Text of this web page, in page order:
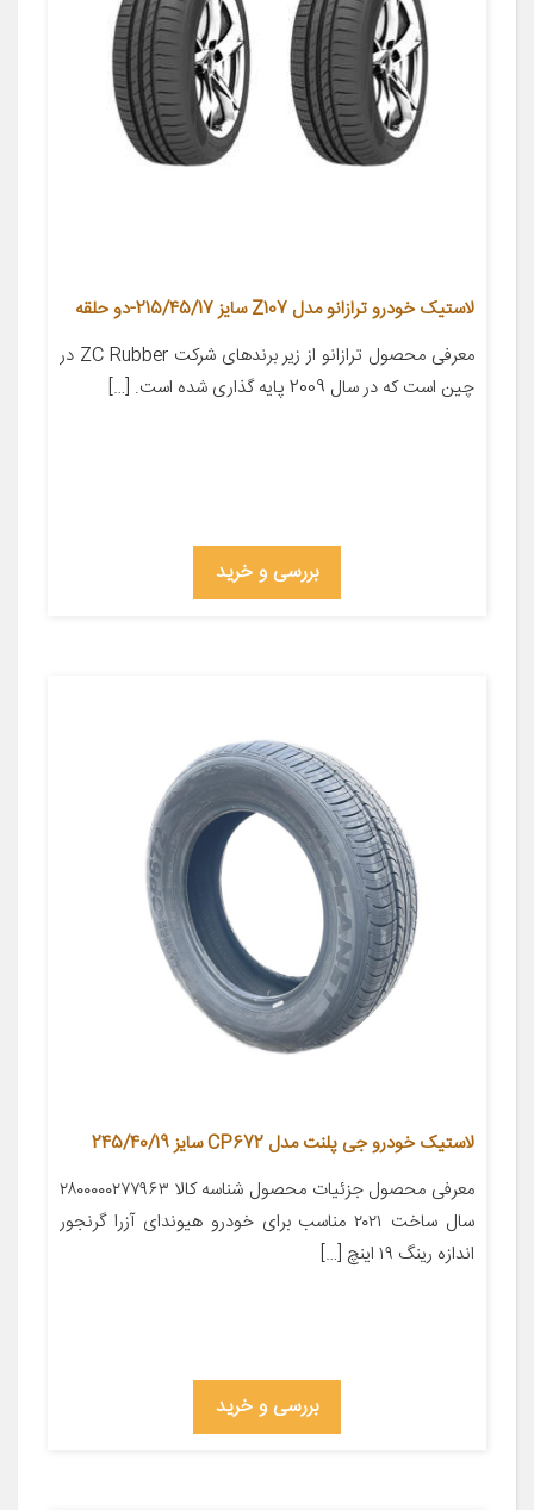
لاستیک خودرو ترازانو مدل Z107 سایز 215/45/17-دو حلقه
معرفی محصول ترازانو از زیر برندهای شرکت ZC Rubber در
چین است که در سال 2009 پایه گذاری شده است. […]
بررسی و خرید
لاستیک خودرو جی پلنت مدل CP672 سایز 245/40/19
معرفی محصول جزئیات محصول شناسه کالا ۲۸۰۰۰۰۰۲۷۷۹۶۳
سال ساخت ۲۰۲۱ مناسب برای خودرو هیوندای آزرا گرنجور
اندازه رینگ ۱۹ اینچ […]
بررسی و خرید